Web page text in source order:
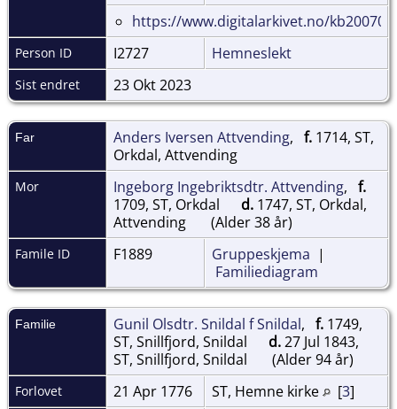
https://www.digitalarkivet.no/
Person ID I2727 Hemneslekt
Sist endret 23 Okt 2023
Far Anders Iversen Attvending, f. 1714, ST,
Orkdal, Attvending
Mor Ingeborg Ingebriktsdtr. Attvending, f.
1709, ST, Orkdal
d. 1747, ST, Orkdal,
Attvending
(Alder 38 år)
Famile ID F1889 Gruppeskjema |
Familiediagram
Familie Gunil Olsdtr. Snildal f Snildal, f. 1749,
ST, Snillfjord, Snildal
d.27 Jul 1843,
ST, Snillfjord, Snildal
(Alder 94 år)
Forlovet 21 Apr 1776 ST, Hemne kirke [3]